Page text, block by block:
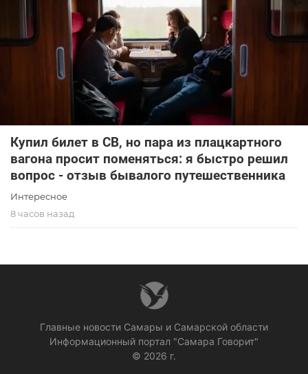
Купил билет в СВ, но пара из плацкартного
вагона просит поменяться: я быстро решил
вопрос - отзыв бывалого путешественника
Интересное
8 часов назад
Главные новости Самары и Самарской области
Информационный портал "Самара Говорит"
© 2026 г.